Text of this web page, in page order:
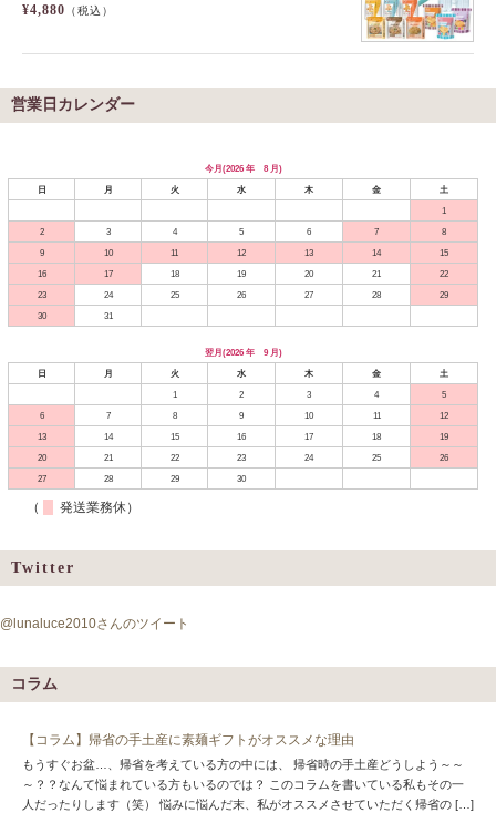
¥4,880 （税込）
営業日カレンダー
今月(2026 年 8 月)
日
月 火 水 木 金
土
1
2
3 4 5 6 7
8
9
10 11 12 13 14
15
16
17 18 19 20 21
22
23
24 25 26 27 28
29
30
31
翌月(2026 年 9 月)
日
月 火 水 木 金
土
1
2 3 4
5
6
7 8 9 10 11
12
13
14 15 16 17 18
19
20
21 22 23 24 25
26
27
28 29 30
（ 発送業務休）
Twitter
@lunaluce2010さんのツイート
コラム
【コラム】帰省の手土産に素麺ギフトがオススメな理由
もうすぐお盆…、帰省を考えている方の中には、 帰省時の手土産どうしよう～～
～？？なんて悩まれている方もいるのでは？ このコラムを書いている私もその一
人だったりします（笑） 悩みに悩んだ末、私がオススメさせていただく帰省の […]